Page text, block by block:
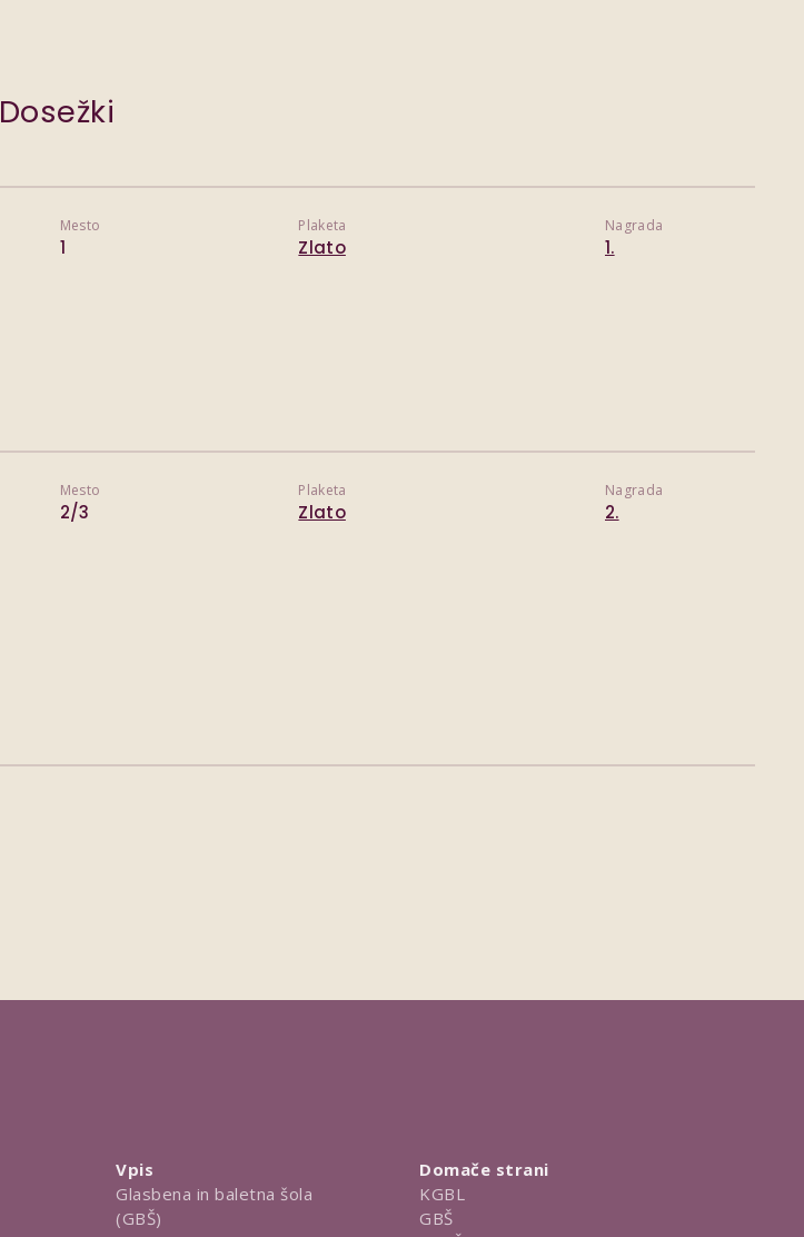
Dosežki
Mesto
1
Plaketa
Zlato
Nagrada
1.
Mesto
2/3
Plaketa
Zlato
Nagrada
2.
Vpis
Glasbena in baletna šola
(GBŠ)
Domače strani
KGBL
GBŠ